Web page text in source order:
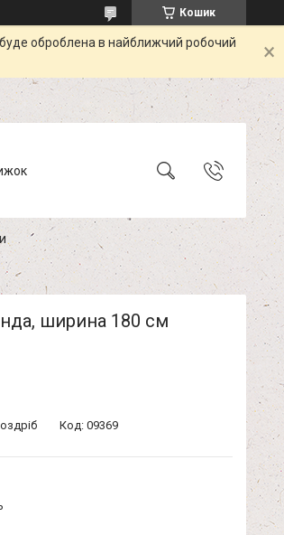
Кошик
оброблена в найближчий робочий
ширина 180 см
Код: 09369